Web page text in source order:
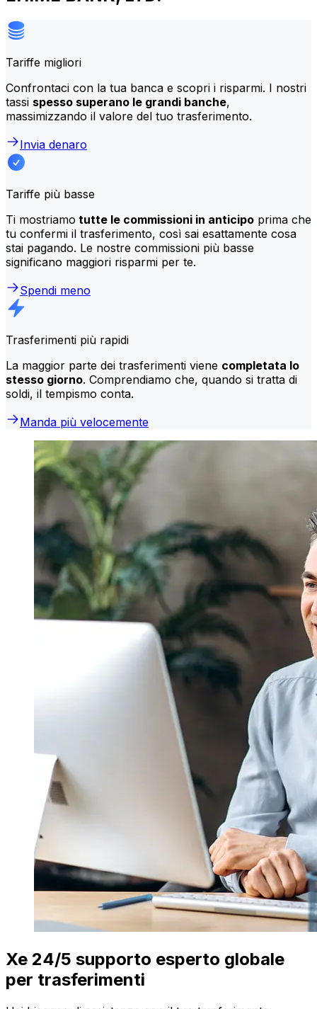
Tariffe migliori
Confrontaci con la tua banca e scopri i risparmi. I nostri
tassi spesso superano le grandi banche,
massimizzando il valore del tuo trasferimento.
Invia denaro
Tariffe più basse
Ti mostriamo tutte le commissioni in anticipo prima che
tu confermi il trasferimento, così sai esattamente cosa
stai pagando. Le nostre commissioni più basse
significano maggiori risparmi per te.
Spendi meno
Trasferimenti più rapidi
La maggior parte dei trasferimenti viene completata lo
stesso giorno. Comprendiamo che, quando si tratta di
soldi, il tempismo conta.
Manda più velocemente
Xe 24/5 supporto esperto globale
per trasferimenti